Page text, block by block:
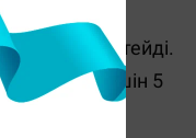
жұмыс істейді.
үшін 5
болады.